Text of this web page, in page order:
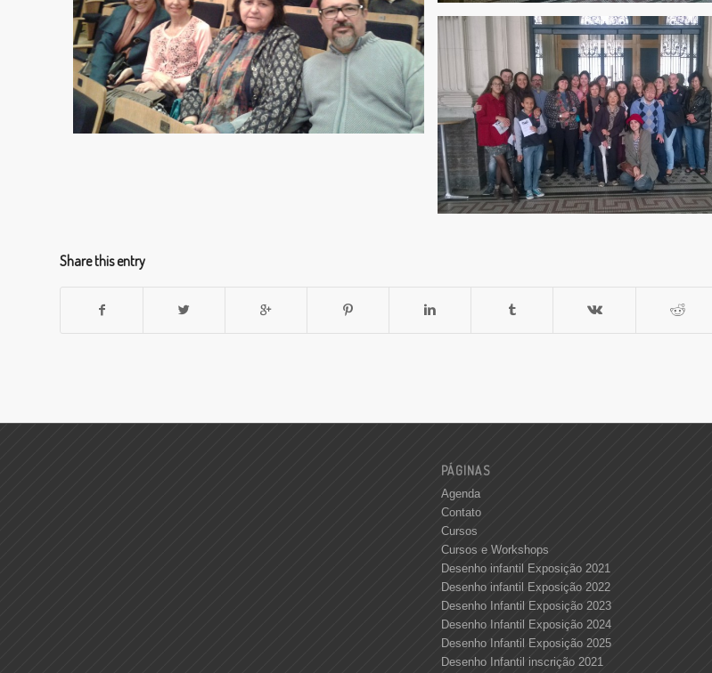
Share this entry
PÁGINAS
Agenda
Contato
Cursos
Cursos e Workshops
Desenho infantil Exposição 2021
Desenho infantil Exposição 2022
Desenho Infantil Exposição 2023
Desenho Infantil Exposição 2024
Desenho Infantil Exposição 2025
Desenho Infantil inscrição 2021